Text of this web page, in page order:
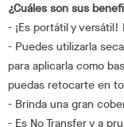
¿Cuáles son sus
- ¡Es portátil y
- Puedes utilizarla
para aplicarla como
puedas retocarte en
- Brinda una gran
- Es No Transfer y a